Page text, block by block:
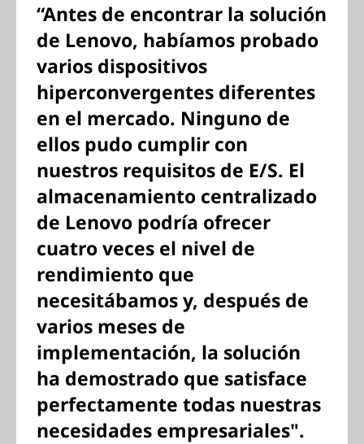
“Antes de encontrar la solución
de Lenovo, habíamos probado
varios dispositivos
hiperconvergentes diferentes
en el mercado. Ninguno de
ellos pudo cumplir con
nuestros requisitos de E/S. El
almacenamiento centralizado
de Lenovo podría ofrecer
cuatro veces el nivel de
rendimiento que
necesitábamos y, después de
varios meses de
implementación, la solución
ha demostrado que satisface
perfectamente todas nuestras
necesidades empresariales".